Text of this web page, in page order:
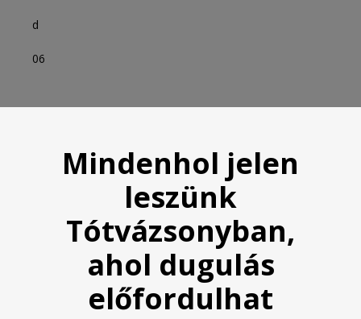
d
06
Mindenhol jelen
leszünk
Tótvázsonyban,
ahol dugulás
előfordulhat